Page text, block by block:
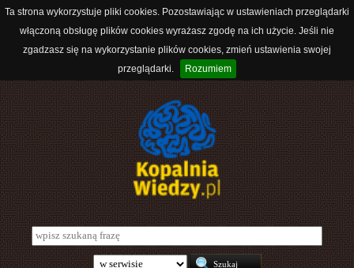
Ta strona wykorzystuje pliki cookies. Pozostawiając w ustawieniach przeglądarki
włączoną obsługę plików cookies wyrażasz zgodę na ich użycie. Jeśli nie
zgadzasz się na wykorzystanie plików cookies, zmień ustawienia swojej
przeglądarki.
Rozumiem